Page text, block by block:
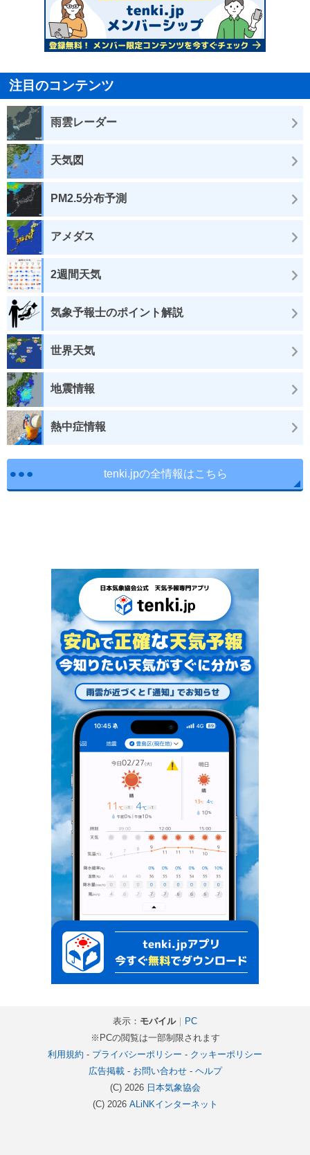
注目のコンテンツ
雨雲レーダー
天気図
PM2.5分布予測
アメダス
2週間天気
気象予報士のポイント解説
世界天気
地震情報
熱中症情報
tenki.jpの全情報はこちら
表示： モバイル｜
PC
※PCの閲覧は一部制限されます
利用規約 - プライバシーポリシー - クッキーポリシー
広告掲載- お問い合わせ- ヘルプ
(C) 2026 日本気象協会
(C) 2026 ALiNKインターネット